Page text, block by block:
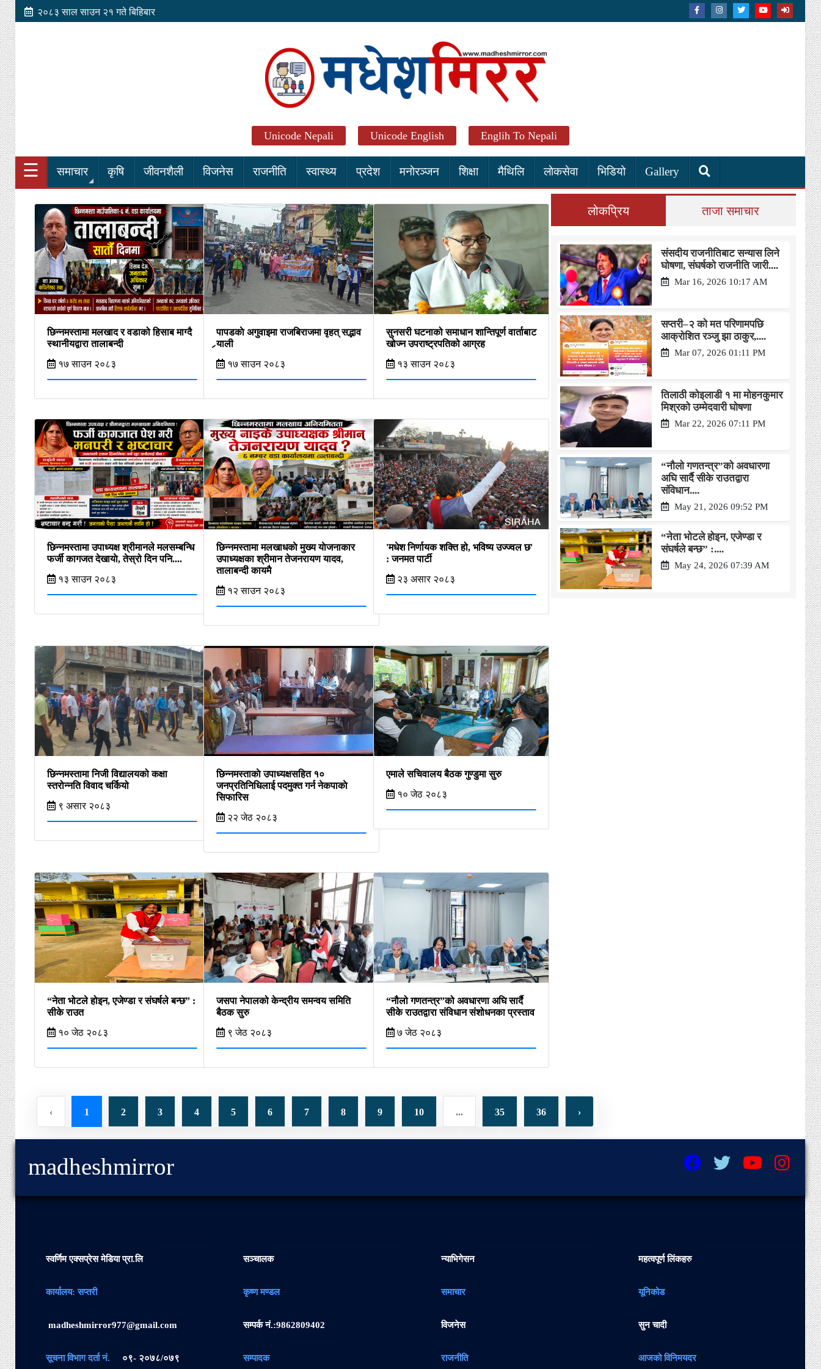
२०८३ साल साउन २१ गते बिहिबार
Unicode Nepali Unicode English Englih To Nepali
☰ समाचार कृषि जीवनशैली विजनेस राजनीति स्वास्थ्य प्रदेश मनाेरञ्जन शिक्षा मैथिलि लाेकसेवा भिडियो Gallery
छिन्नमस्तामा मलखाद र वडाको हिसाब माग्दै
स्थानीयद्वारा तालाबन्दी
१७ साउन २०८३
पापडकाे अगुवाइमा राजबिराजमा वृहत् सद्भाव
र्‍याली
१७ साउन २०८३
सुनसरी घटनाको समाधान शान्तिपूर्ण वार्ताबाट
खोज्न उपराष्ट्रपतिको आग्रह
१३ साउन २०८३
छिन्नमस्तामा उपाध्यक्ष श्रीमानले मलसम्बन्धि
फर्जी कागजत देखायाे, तेस्रो दिन पनि....
१३ साउन २०८३
छिन्नमस्तामा मलखाधकाे मुख्य याेजनाकार
उपाध्यक्षका श्रीमान तेजनरायण यादव,
तालाबन्दी कायमै
१२ साउन २०८३
'मधेश निर्णायक शक्ति हो, भविष्य उज्ज्वल छ'
: जनमत पार्टी
२३ असार २०८३
छिन्नमस्तामा निजी विद्यालयको कक्षा
स्तरोन्नति विवाद चर्कियो
९ असार २०८३
छिन्नमस्ताकाे उपाध्यक्षसहित १०
जनप्रतिनिधिलाई पदमुक्त गर्न नेकपाकाे
सिफारिस
२२ जेठ २०८३
एमाले सचिवालय बैठक गुण्डुमा सुरु
१० जेठ २०८३
“नेता भोटले होइन, एजेण्डा र संघर्षले बन्छ” :
सीके राउत
१० जेठ २०८३
जसपा नेपालको केन्द्रीय समन्वय समिति
बैठक सुरु
९ जेठ २०८३
“नौलो गणतन्त्र”को अवधारणा अघि सार्दै
सीके राउतद्वारा संविधान संशोधनका प्रस्ताव
७ जेठ २०८३
‹ 1 2 3 4 5 6 7 8 9 10 ... 35 36 ›
लोकप्रिय ताजा समाचार
संसदीय राजनीतिबाट सन्यास लिने
घोषणा, संघर्षको राजनीति जारी....
Mar 16, 2026 10:17 AM
सप्तरी–२ को मत परिणामपछि
आक्रोशित रञ्जु झा ठाकुर,....
Mar 07, 2026 01:11 PM
तिलाठी कोइलाडी १ मा मोहनकुमार
मिश्रको उम्मेदवारी घोषणा
Mar 22, 2026 07:11 PM
“नौलो गणतन्त्र”को अवधारणा
अघि सार्दै सीके राउतद्वारा
संविधान....
May 21, 2026 09:52 PM
“नेता भोटले होइन, एजेण्डा र
संघर्षले बन्छ” :....
May 24, 2026 07:39 AM
madheshmirror
स्वर्णिम एक्सप्रेस मेडिया प्रा.लि
कार्यालय: सप्तरी
madheshmirror977@gmail.com
सूचना विभाग दर्ता नं. ०९- २०७८/०७९
सञ्चालक
कृष्ण मण्डल
सम्पर्क नं.:9862809402
सम्पादक
न्याभिगेसन
समाचार
विजनेस
राजनीति
महत्वपूर्ण लिंकहरु
यूनिकोड
सुन चादी
आजको विनिमयदर